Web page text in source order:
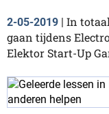
2-05-2019 | In
gaan tijdens
Elektor Start-Up